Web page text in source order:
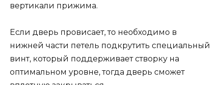
вертикали прижима.
Если дверь провисает, то необходимо в
нижней части петель подкрутить специальный
винт, который поддерживает створку на
оптимальном уровне, тогда дверь сможет